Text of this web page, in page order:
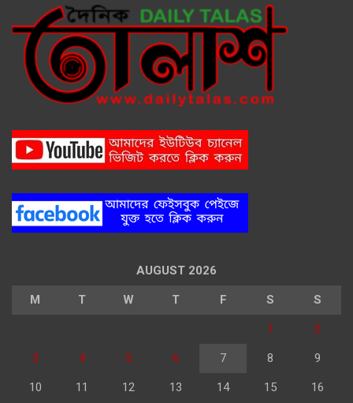
AUGUST 2026
M T W T F S S
1 2
3 4 5 6 7 8 9
10 11 12 13 14 15 16